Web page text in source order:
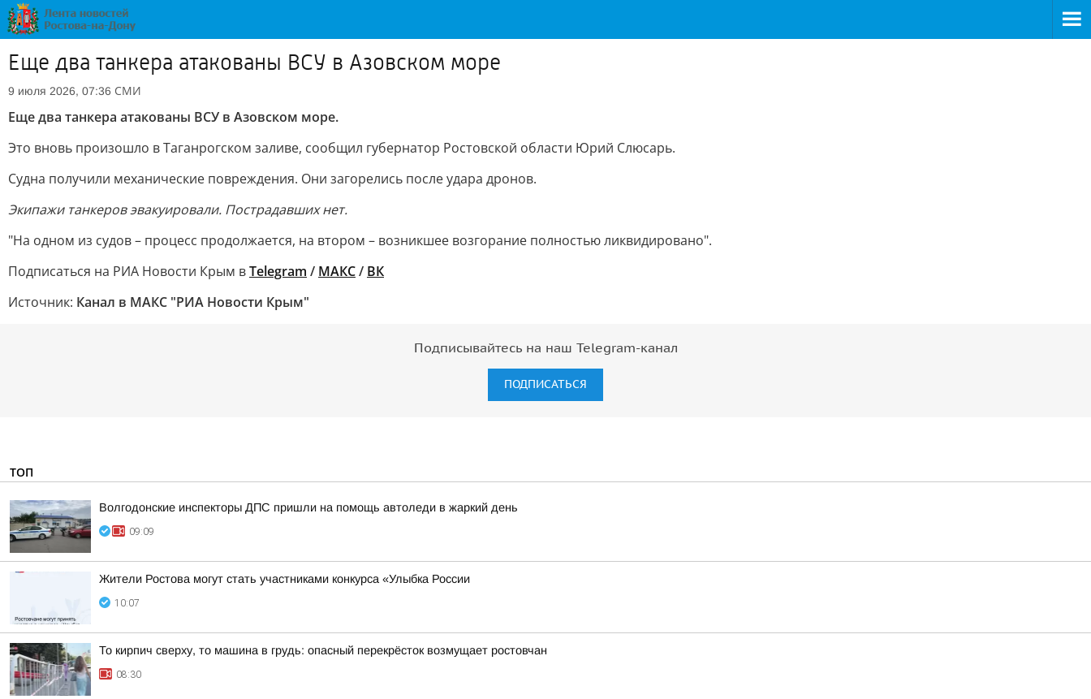
Еще два танкера атакованы ВСУ в Азовском море
9 июля 2026, 07:36 СМИ
Еще два танкера атакованы ВСУ в Азовском море.
Это вновь произошло в Таганрогском заливе, сообщил губернатор Ростовской области Юрий Слюсарь.
Судна получили механические повреждения. Они загорелись после удара дронов.
Экипажи танкеров эвакуировали. Пострадавших нет.
"На одном из судов – процесс продолжается, на втором – возникшее возгорание полностью ликвидировано".
Подписаться на РИА Новости Крым вTelegram / МАКС/ ВК
Источник: Канал в МАКС "РИА Новости Крым"
Подписывайтесь на наш Telegram-канал
ПОДПИСАТЬСЯ
ТОП
Волгодонские инспекторы ДПС пришли на помощь автоледи в жаркий день
09:09
Жители Ростова могут стать участниками конкурса «Улыбка России
10:07
То кирпич сверху, то машина в грудь: опасный перекрёсток возмущает ростовчан
08:30